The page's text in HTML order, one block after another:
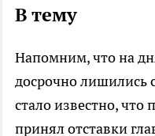
В тему
Напомним, что на
досрочно лишились
стало известно,
принял отставки